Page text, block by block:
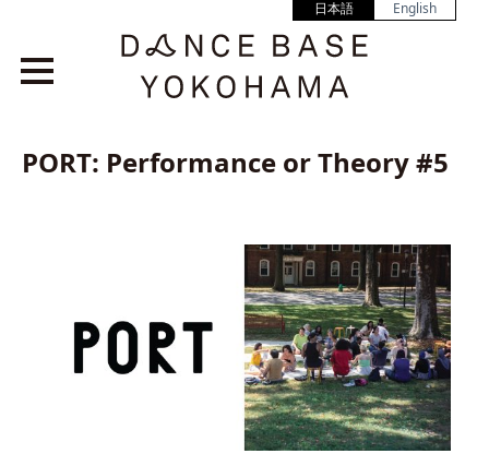
日本語 English
PORT: Performance or Theory #5